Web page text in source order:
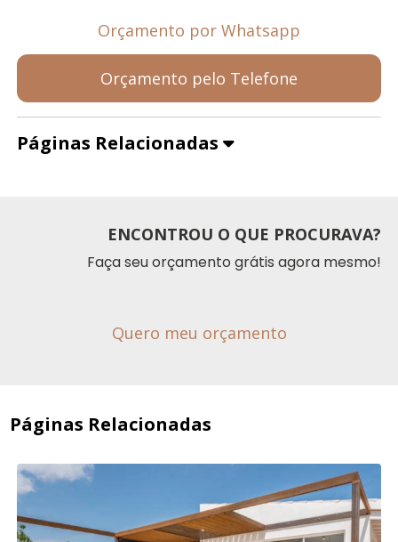
Orçamento por Whatsapp
Orçamento pelo Telefone
Páginas Relacionadas
ENCONTROU O QUE PROCURAVA?
Faça seu orçamento grátis agora mesmo!
Quero meu orçamento
Páginas Relacionadas